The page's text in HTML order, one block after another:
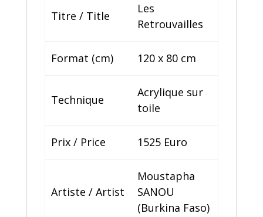
Titre / Title
Les
Retrouvailles
Format (cm) 120 x 80 cm
Technique
Acrylique sur
toile
Prix / Price 1525 Euro
Artiste / Artist
Moustapha
SANOU
(Burkina Faso)